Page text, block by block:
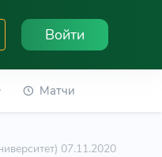
Войти
Матчи
07.11.2020